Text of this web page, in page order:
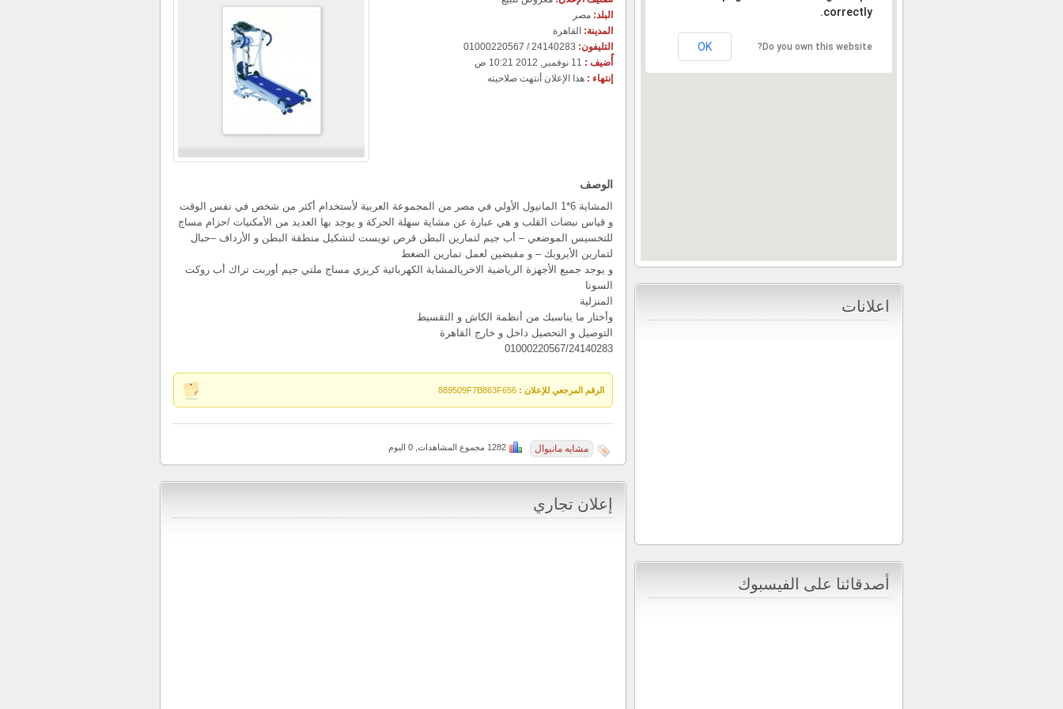
البلد: مصر
المدينة: القاهرة
التليفون:
أٌضيف :
إنتهاء : هذا الإعلان أنتهت صلاحيته
الوصف
المشاية 6*1 المانيول الأولي في مصر من المجموعة العربية لأستخدام أكثر من شخص في نفس الوقت
و قياس نبضات القلب و هي عبارة عن مشاية سهلة الحركة و يوجد بها العديد من الأمكنيات /حزام مساج
للتخسيس الموضعي – أب جيم لتمارين البطن قرص تويست لتشكيل منطقة البطن و الأرداف –حبال
لتمارين الأيروبك – و مقبضين لعمل تمارين الضغط
و يوجد جميع الأجهزة الرياضية الاخريالمشاية الكهربائية كريزي مساج ملتي جيم أوربت تراك أب روكت
السونا
المنزلية
وأختار ما يناسبك من أنظمة الكاش و التقسيط
التوصيل و التحصيل داخل و خارج القاهرة
01000220567/24140283
الرقم المرجعي للإعلان :
مشايه مانيوال 1282 مجموع المشاهدات, 0 اليوم
إعلان تجاري
correctly.
Do you own this website?
OK
اعلانات
أصدقائنا على الفيسبوك